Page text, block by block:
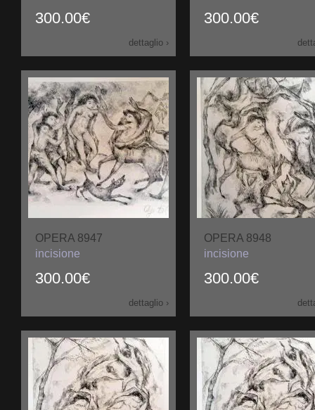
300.00€
dettaglio ›
300.00€
OPERA 8947
300.00€
incisione
dettaglio ›
OPERA 8948
300.00€
incisione